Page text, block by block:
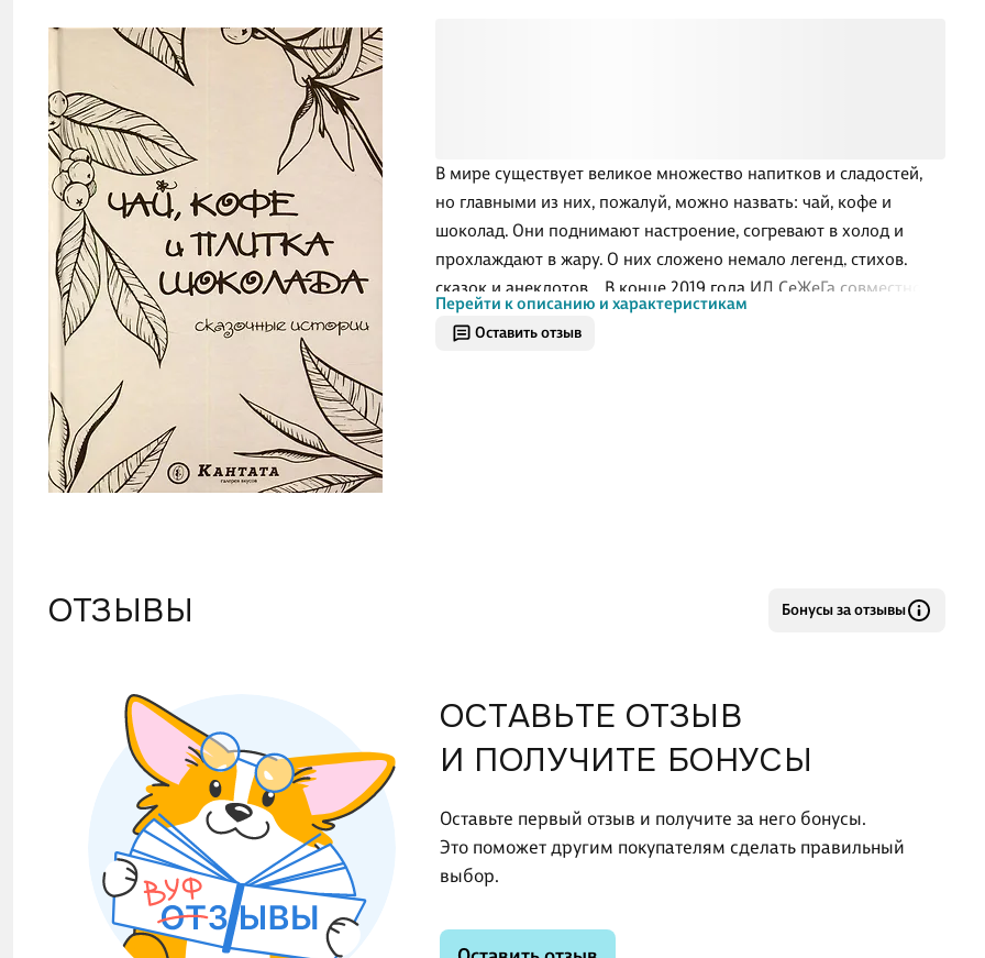
Оставить отзыв
В мире существует великое множество напитков и сладостей,
но главными из них, пожалуй, можно назвать: чай, кофе и
шоколад. Они поднимают настроение, согревают в холод и
прохлаждают в жару. О них сложено немало легенд, стихов,
сказок и анекдотов... В конце 2019 года ИД СеЖеГа совместно с
фирмой "Кантата. Галерея вкусов" провели литературный
конкурс под названием "Чай, Кофе и Плитка Шоколада
Перейти к описанию и характеристикам
ОТЗЫВЫ Бонусы за отзывы
ОСТАВЬТЕ ОТЗЫВ
И ПОЛУЧИТЕ БОНУСЫ
Оставьте первый отзыв и получите за него бонусы.
Это поможет другим покупателям сделать правильный
выбор.